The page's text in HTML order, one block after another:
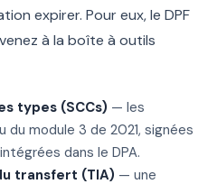
expirer. Pour eux, le DPF
à la boîte à outils
types (SCCs) — les
du module 3 de 2021, signées
dans le DPA.
transfert (TIA) — une